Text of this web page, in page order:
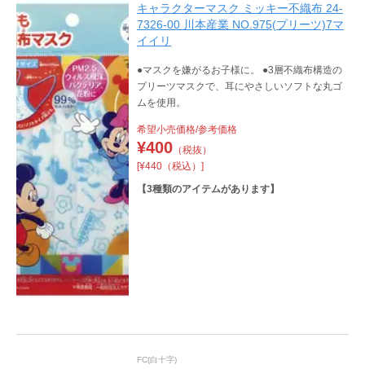
キャラクターマスク ミッキー不織布 24-
7326-00 川本産業 NO.975(プリーツ)7マ
イイリ
●マスクを嫌がるお子様に。 ●3層不織布構造の
プリーツマスクで、耳にやさしいソフトな丸ゴ
ムを使用。
希望小売価格/参考価格
¥400（税抜）
[¥440（税込）]
【3種類のアイテムがあります】
FC(白十字)